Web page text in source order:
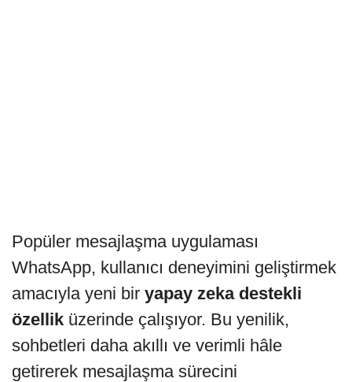
Popüler mesajlaşma uygulaması
WhatsApp, kullanıcı deneyimini geliştirmek
amacıyla yeni bir yapay zeka destekli
özellik üzerinde çalışıyor. Bu yenilik,
sohbetleri daha akıllı ve verimli hâle
getirerek mesajlaşma sürecini